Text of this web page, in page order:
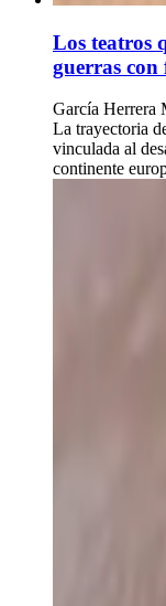
Los teatros
guerras con
García Herrera
La trayectoria
vinculada al
continente